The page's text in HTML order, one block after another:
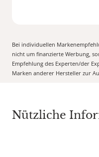
Bei individuellen
nicht um finanzierte Werbung,
Empfehlung des Experten/der
Marken anderer Hersteller zur
Nützliche